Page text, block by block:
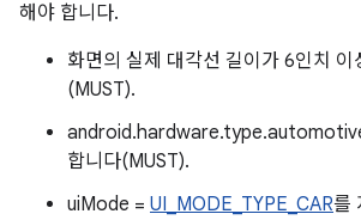
해야 합니다.
화면의 실제 대각선 길이가 6인치 이
(MUST).
합니다(MUST).
uiMode = UI_MODE_TYPE_CAR를